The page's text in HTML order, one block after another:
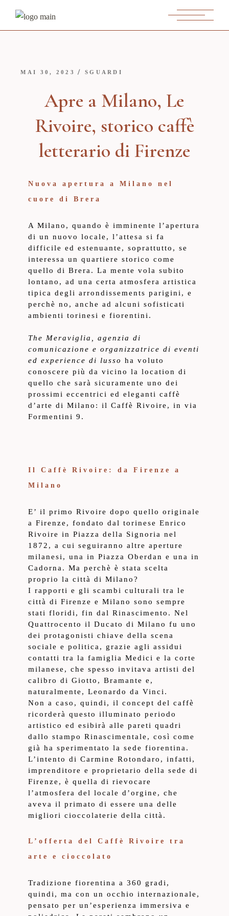
MAI 30, 2023 SGUARDI
Apre a Milano, Le
Rivoire, storico caffè
letterario di Firenze
Nuova apertura a Milano nel
cuore di Brera
A Milano, quando è imminente l’apertura
di un nuovo locale, l’attesa si fa
difficile ed estenuante, soprattutto, se
interessa un quartiere storico come
quello di Brera. La mente vola subito
lontano, ad una certa atmosfera artistica
tipica degli arrondissements parigini, e
perchè no, anche ad alcuni sofisticati
ambienti torinesi e fiorentini.
The Meraviglia, agenzia di
comunicazione e organizzatrice di eventi
ed experience di lusso ha voluto
conoscere più da vicino la location di
quello che sarà sicuramente uno dei
prossimi eccentrici ed eleganti caffè
d’arte di Milano: il Caffè Rivoire, in via
Formentini 9.
Il Caffè Rivoire: da Firenze a
Milano
E’ il primo Rivoire dopo quello originale
a Firenze, fondato dal torinese Enrico
Rivoire in Piazza della Signoria nel
1872, a cui seguiranno altre aperture
milanesi, una in Piazza Oberdan e una in
Cadorna. Ma perchè è stata scelta
proprio la città di Milano?
I rapporti e gli scambi culturali tra le
città di Firenze e Milano sono sempre
stati floridi, fin dal Rinascimento. Nel
Quattrocento il Ducato di Milano fu uno
dei protagonisti chiave della scena
sociale e politica, grazie agli assidui
contatti tra la famiglia Medici e la corte
milanese, che spesso invitava artisti del
calibro di Giotto, Bramante e,
naturalmente, Leonardo da Vinci.
Non a caso, quindi, il concept del caffè
ricorderà questo illuminato periodo
artistico ed esibirà alle pareti quadri
dallo stampo Rinascimentale, così come
già ha sperimentato la sede fiorentina.
L’intento di Carmine Rotondaro, infatti,
imprenditore e proprietario della sede di
Firenze, è quella di rievocare
l’atmosfera del locale d’orgine, che
aveva il primato di essere una delle
migliori cioccolaterie della città.
L’offerta del Caffè Rivoire tra
arte e cioccolato
Tradizione fiorentina a 360 gradi,
quindi, ma con un occhio internazionale,
pensato per un’esperienza immersiva e